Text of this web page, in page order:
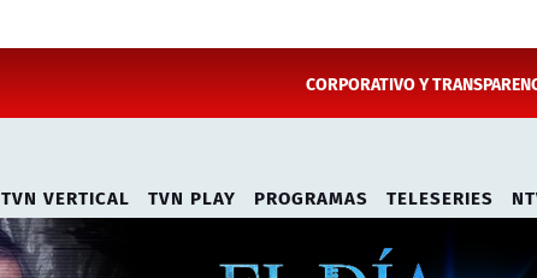
CORPORATIVO Y
TVN VERTICAL TVN PLAY PROGRAMAS TELESERIES